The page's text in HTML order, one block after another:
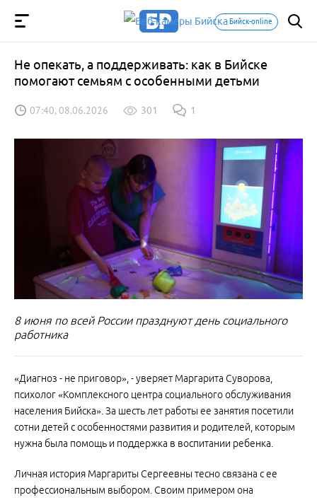
Бийск-online
Не опекать, а поддерживать: как в Бийске
помогают семьям с особенными детьми
07:40, 08.06.2026 301 1
8 июня по всей России празднуют день социального
работника
«Диагноз - не приговор», - уверяет Маргарита Суворова,
психолог «Комплексного центра социального обслуживания
населения Бийска». За шесть лет работы ее занятия посетили
сотни детей с особенностями развития и родителей, которым
нужна была помощь и поддержка в воспитании ребенка.
Личная история Маргариты Сергеевны тесно связана с ее
профессиональным выбором. Своим примером она